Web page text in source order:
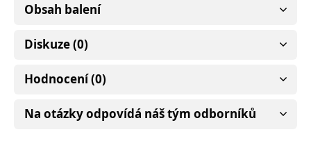
Obsah balení
Diskuze (0)
Hodnocení (0)
Na otázky odpovídá náš tým odborníků